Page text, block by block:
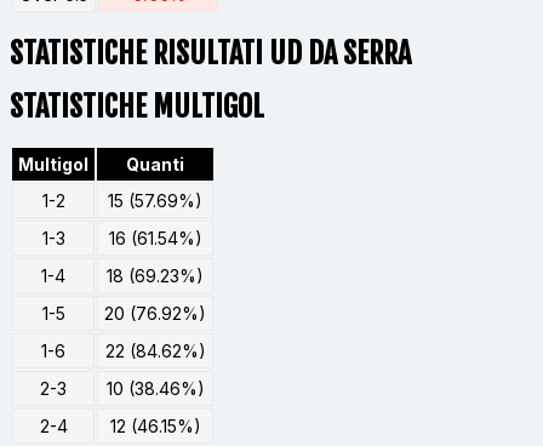
STATISTICHE RISULTATI UD DA SERRA
STATISTICHE MULTIGOL
Multigol
Quanti
1-2
15 (57.69%)
1-3
16 (61.54%)
1-4
18 (69.23%)
1-5
20 (76.92%)
1-6
22 (84.62%)
2-3
10 (38.46%)
2-4
12 (46.15%)